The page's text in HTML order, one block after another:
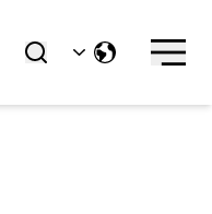
sluiten